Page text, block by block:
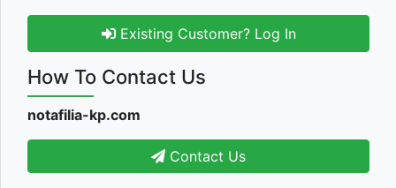
Existing Customer? Log In
How To Contact Us
notafilia-kp.com
Contact Us